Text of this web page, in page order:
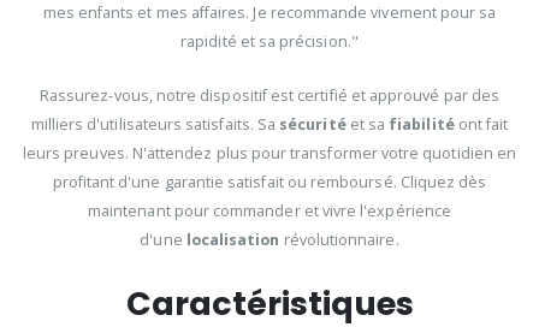
mes enfants et mes affaires. Je recommande vivement pour sa
rapidité et sa précision."
Rassurez-vous, notre dispositif est certifié et approuvé par des
milliers d'utilisateurs satisfaits. Sa sécurité et sa fiabilité ont fait
leurs preuves. N'attendez plus pour transformer votre quotidien en
profitant d'une garantie satisfait ou remboursé. Cliquez dès
maintenant pour commander et vivre l'expérience
d'une localisation révolutionnaire.
Caractéristiques